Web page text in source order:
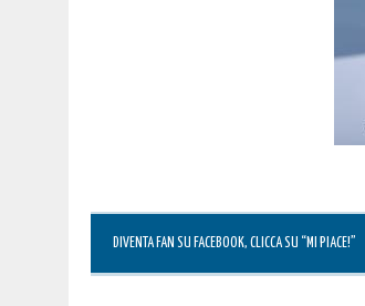
DIVENTA FAN SU FACEBOOK, CLICCA SU “MI PIACE!”